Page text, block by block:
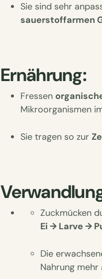
Sie sind sehr
sauerstoffarmen
Ernährung:
Fressen
Mikroorganismen
Sie tragen so zur
Zuckmücken
Ei → Larve →
Die
Nahrung mehr